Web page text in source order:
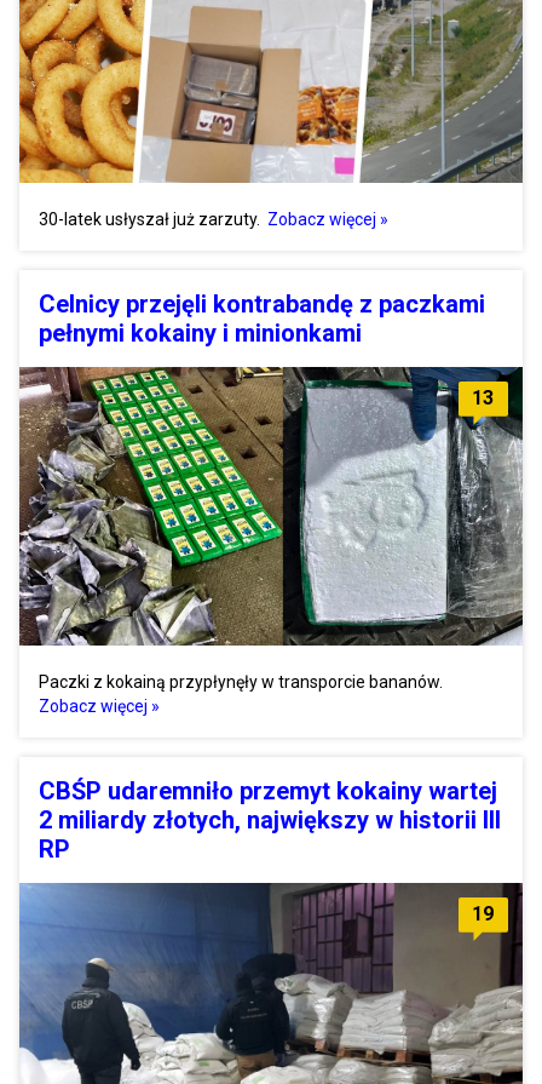
30-latek usłyszał już zarzuty. Zobacz więcej »
Celnicy przejęli kontrabandę z paczkami
pełnymi kokainy i minionkami
13
Paczki z kokainą przypłynęły w transporcie bananów.
Zobacz więcej »
CBŚP udaremniło przemyt kokainy wartej
2 miliardy złotych, największy w historii III
RP
19